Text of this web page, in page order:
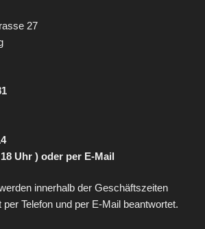
27
Uhr ) oder per E-Mail
innerhalb der Geschäftszeiten
Telefon und per E-Mail beantwortet.